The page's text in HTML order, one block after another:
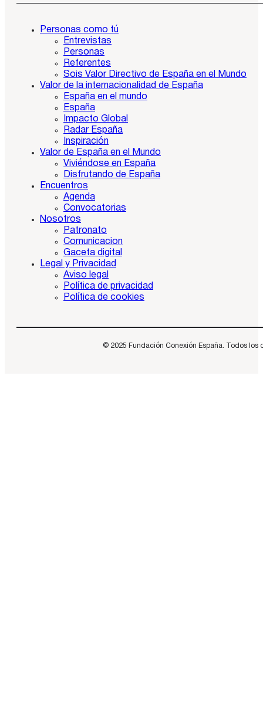
Personas como tú
Entrevistas
Personas
Referentes
Sois Valor Directivo de España en el Mundo
Valor de la internacionalidad de España
España en el mundo
España
Impacto Global
Radar España
Inspiración
Valor de España en el Mundo
Viviéndose en España
Disfrutando de España
Encuentros
Agenda
Convocatorias
Nosotros
Patronato
Comunicacion
Gaceta digital
Legal y Privacidad
Aviso legal
Política de privacidad
Política de cookies
© 2025 Fundación Conexión España. Todos los